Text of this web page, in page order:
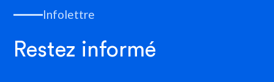
Infolettre
Restez informé